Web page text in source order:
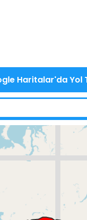
Haritalar'da Yol